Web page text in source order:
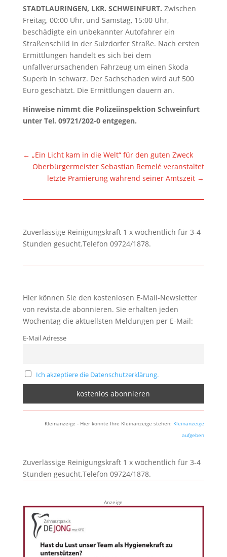
STADTLAURINGEN, LKR. SCHWEINFURT. Zwischen
Freitag, 00:00 Uhr, und Samstag, 15:00 Uhr,
beschädigte ein unbekannter Autofahrer ein
Straßenschild in der Sulzdorfer Straße. Nach ersten
Ermittlungen handelt es sich bei dem
unfallverursachenden Fahrzeug um einen Skoda
Superb in schwarz. Der Sachschaden wird auf 500
Euro geschätzt. Die Ermittlungen dauern an.
Hinweise nimmt die Polizeiinspektion Schweinfurt
unter Tel. 09721/202-0 entgegen.
← „Ein Licht kam in die Welt“ für den guten Zweck
Oberbürgermeister Sebastian Remelé veranstaltet
letzte Prämierung während seiner Amtszeit →
Zuverlässige Reinigungskraft 1 x wöchentlich für 3-4
Stunden gesucht.Telefon 09724/1878.
Hier können Sie den kostenlosen E-Mail-Newsletter
von revista.de abonnieren. Sie erhalten jeden
Wochentag die aktuellsten Meldungen per E-Mail:
E-Mail Adresse
Ich akzeptiere die Datenschutzerklärung.
Kleinanzeige - Hier könnte Ihre Kleinanzeige stehen: Kleinanzeige
aufgeben
Zuverlässige Reinigungskraft 1 x wöchentlich für 3-4
Stunden gesucht.Telefon 09724/1878.
Anzeige